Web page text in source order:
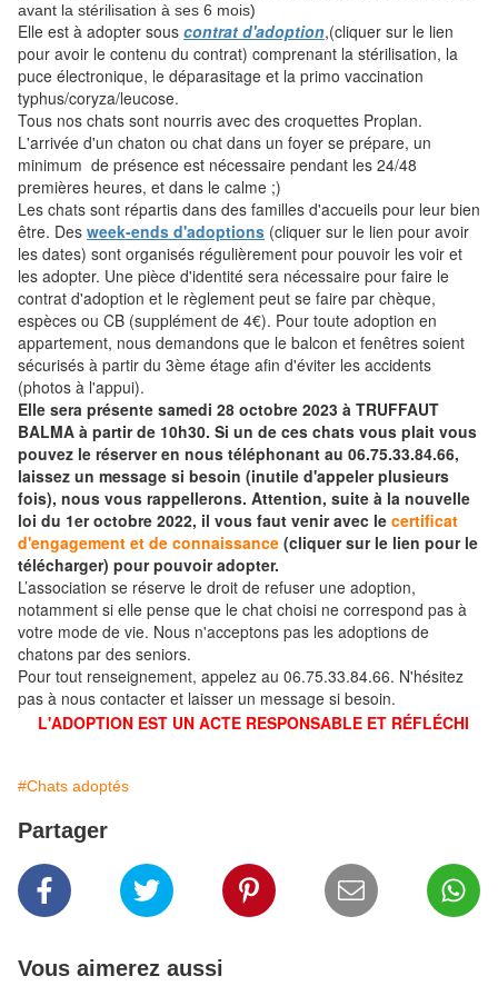
avant la stérilisation à ses 6 mois)
Elle est à adopter sous contrat d'adoption,(cliquer sur le lien
pour avoir le contenu du contrat) comprenant la stérilisation, la
puce électronique, le déparasitage et la primo vaccination
typhus/coryza/leucose.
Tous nos chats sont nourris avec des croquettes Proplan.
L'arrivée d'un chaton ou chat dans un foyer se prépare, un
minimum de présence est nécessaire pendant les 24/48
premières heures, et dans le calme ;)
Les chats sont répartis dans des familles d'accueils pour leur bien
être. Des week-ends d'adoptions (cliquer sur le lien pour avoir
les dates) sont organisés régulièrement pour pouvoir les voir et
les adopter. Une pièce d'identité sera nécessaire pour faire le
contrat d'adoption et le règlement peut se faire par chèque,
espèces ou CB (supplément de 4€). Pour toute adoption en
appartement, nous demandons que le balcon et fenêtres soient
sécurisés à partir du 3ème étage afin d'éviter les accidents
(photos à l'appui).
Elle sera présente samedi 28 octobre 2023 à TRUFFAUT
BALMA à partir de 10h30. Si un de ces chats vous plait vous
pouvez le réserver en nous téléphonant au 06.75.33.84.66,
laissez un message si besoin (inutile d'appeler plusieurs
fois), nous vous rappellerons. Attention, suite à la nouvelle
loi du 1er octobre 2022, il vous faut venir avec le certificat
d'engagement et de connaissance (cliquer sur le lien pour le
télécharger) pour pouvoir adopter.
L’association se réserve le droit de refuser une adoption,
notamment si elle pense que le chat choisi ne correspond pas à
votre mode de vie. Nous n'acceptons pas les adoptions de
chatons par des seniors.
Pour tout renseignement, appelez au 06.75.33.84.66. N'hésitez
pas à nous contacter et laisser un message si besoin.
L'ADOPTION EST UN ACTE RESPONSABLE ET RÉFLÉCHI
#Chats adoptés
Partager
Vous aimerez aussi